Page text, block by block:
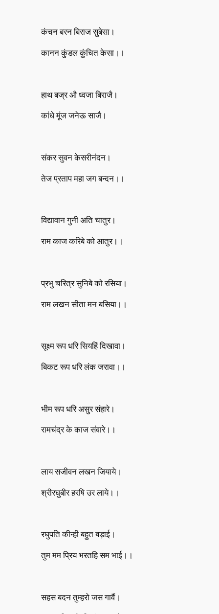
कंचन बरन बिराज सुबेसा।
कानन कुंडल कुंचित केसा।।
हाथ बज्र औ ध्वजा बिराजै।
कांधे मूंज जनेऊ साजै।
संकर सुवन केसरीनंदन।
तेज प्रताप महा जग बन्दन।।
विद्यावान गुनी अति चातुर।
राम काज करिबे को आतुर।।
प्रभु चरित्र सुनिबे को रसिया।
राम लखन सीता मन बसिया।।
सूक्ष्म रूप धरि सियहिं दिखावा।
बिकट रूप धरि लंक जरावा।।
भीम रूप धरि असुर संहारे।
रामचंद्र के काज संवारे।।
लाय सजीवन लखन जियाये।
श्रीरघुबीर हरषि उर लाये।।
रघुपति कीन्ही बहुत बड़ाई।
तुम मम प्रिय भरतहि सम भाई।।
सहस बदन तुम्हरो जस गावैं।